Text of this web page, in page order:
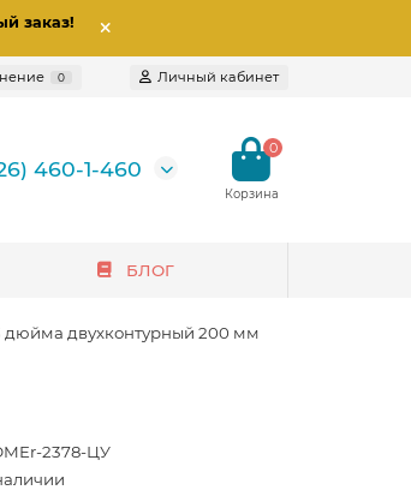
заказ!
0 Личный кабинет
460-1-460
0
БЛОГ
дюйма двухконтурный 200 мм
2378-ЦУ